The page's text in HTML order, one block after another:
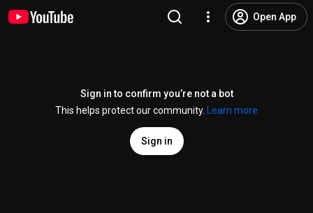
Open App
Sign in to confirm you’re not a bot
This helps protect our community.
Learn more
Sign in